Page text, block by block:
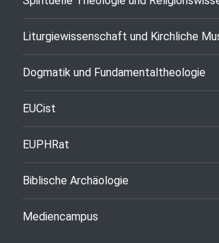
Liturgiewissenschaft und Kirchliche
Dogmatik und Fundamentaltheologie
EUCist
EUPHRat
Biblische Archäologie
Mediencampus